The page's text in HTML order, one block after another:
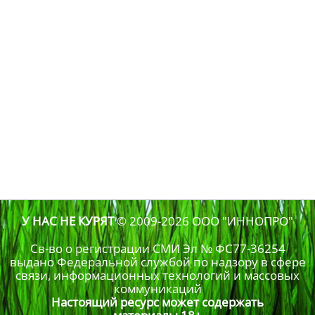
У НАС НЕ КУРЯТ© 2009-2026ООО "ИННОПРО"
Св-во о регистрации СМИ Эл № ФС77-36254
выдано Федеральной службой по надзору в сфере
связи, информационных технологий и массовых
коммуникаций
Настоящий ресурс может содержать